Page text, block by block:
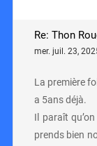
Re: Thon
mer. juil. 23,
La première
a 5ans déjà.
Il paraît
prends bien